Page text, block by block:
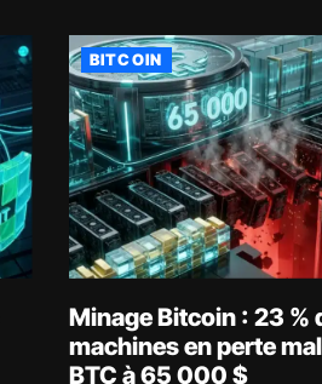
BITCOIN
Minage Bitcoin : 23 %
machines en perte
BTC à 65 000 $